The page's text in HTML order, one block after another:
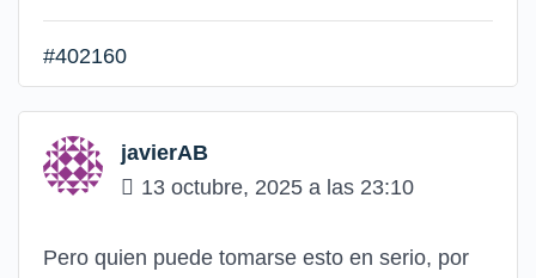
#402160
javierAB
13 octubre, 2025 a las 23:10
Pero quien puede tomarse esto en serio, por